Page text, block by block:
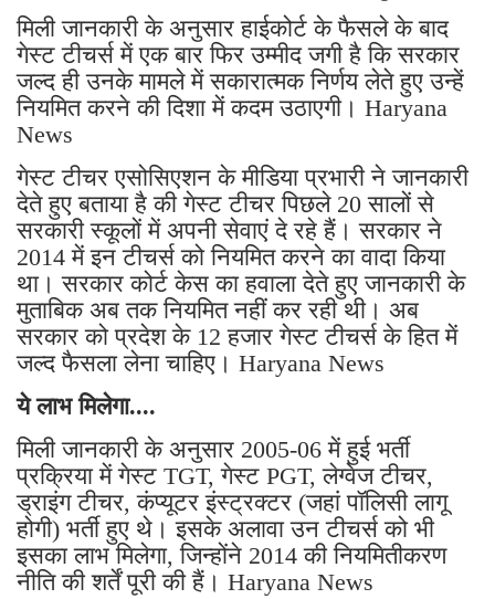
मिली जानकारी के अनुसार हाईकोर्ट के फैसले के बाद
गेस्ट टीचर्स में एक बार फिर उम्मीद जगी है कि सरकार
जल्द ही उनके मामले में सकारात्मक निर्णय लेते हुए उन्हें
नियमित करने की दिशा में कदम उठाएगी। Haryana
News
गेस्ट टीचर एसोसिएशन के मीडिया प्रभारी ने जानकारी
देते हुए बताया है की गेस्ट टीचर पिछले 20 सालों से
सरकारी स्कूलों में अपनी सेवाएं दे रहे हैं। सरकार ने
2014 में इन टीचर्स को नियमित करने का वादा किया
था। सरकार कोर्ट केस का हवाला देते हुए जानकारी के
मुताबिक अब तक नियमित नहीं कर रही थी। अब
सरकार को प्रदेश के 12 हजार गेस्ट टीचर्स के हित में
जल्द फैसला लेना चाहिए। Haryana News
ये लाभ मिलेगा....
मिली जानकारी के अनुसार 2005-06 में हुई भर्ती
प्रक्रिया में गेस्ट TGT, गेस्ट PGT, लेग्वेज टीचर,
ड्राइंग टीचर, कंप्यूटर इंस्ट्रक्टर (जहां पॉलिसी लागू
होगी) भर्ती हुए थे। इसके अलावा उन टीचर्स को भी
इसका लाभ मिलेगा, जिन्होंने 2014 की नियमितीकरण
नीति की शर्तें पूरी की हैं। Haryana News